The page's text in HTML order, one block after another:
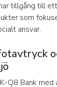
tillgång till
som
ansvar.
Q8 Bank